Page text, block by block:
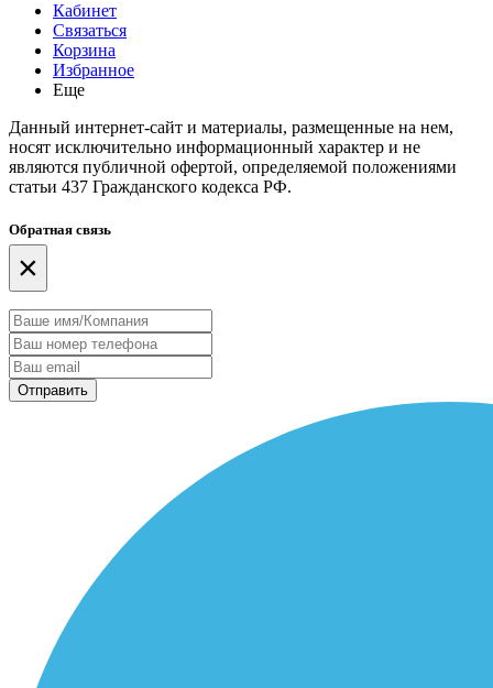
Кабинет
Связаться
Корзина
Избранное
Еще
Данный интернет-сайт и материалы, размещенные на нем,
носят исключительно информационный характер и не
являются публичной офертой, определяемой положениями
статьи 437 Гражданского кодекса РФ.
Обратная связь
×
Отправить